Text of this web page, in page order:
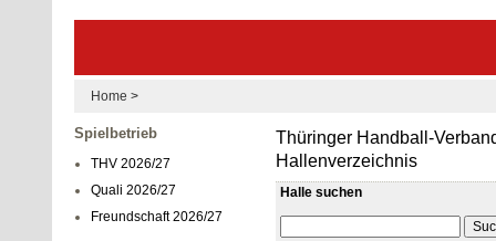
Home >
Spielbetrieb
THV 2026/27
Quali 2026/27
Freundschaft 2026/27
Thüringer Handball-
Hallenverzeichnis
Halle suchen